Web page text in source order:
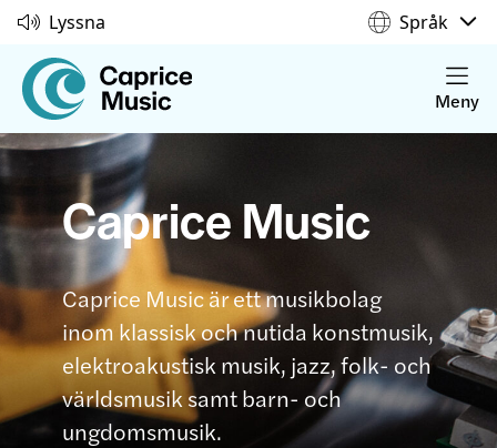
Lyssna Språk
Meny
Caprice Music
Caprice Music är ett musikbolag
inom klassisk och nutida konstmusik,
elektroakustisk musik, jazz, folk- och
världsmusik samt barn- och
ungdomsmusik.